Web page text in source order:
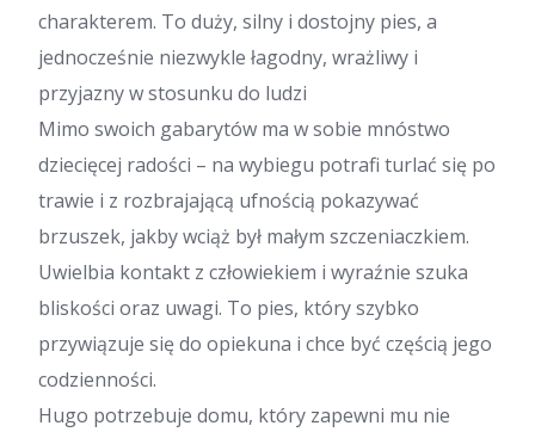
charakterem. To duży, silny i dostojny pies, a
jednocześnie niezwykle łagodny, wrażliwy i
przyjazny w stosunku do ludzi
Mimo swoich gabarytów ma w sobie mnóstwo
dziecięcej radości – na wybiegu potrafi turlać się po
trawie i z rozbrajającą ufnością pokazywać
brzuszek, jakby wciąż był małym szczeniaczkiem.
Uwielbia kontakt z człowiekiem i wyraźnie szuka
bliskości oraz uwagi. To pies, który szybko
przywiązuje się do opiekuna i chce być częścią jego
codzienności.
Hugo potrzebuje domu, który zapewni mu nie